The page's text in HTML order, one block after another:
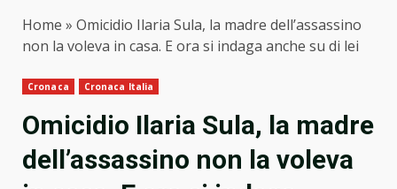
Home » Omicidio Ilaria Sula, la madre dell’assassino
non la voleva in casa. E ora si indaga anche su di lei
Cronaca Cronaca Italia
Omicidio Ilaria Sula, la madre
dell’assassino non la voleva